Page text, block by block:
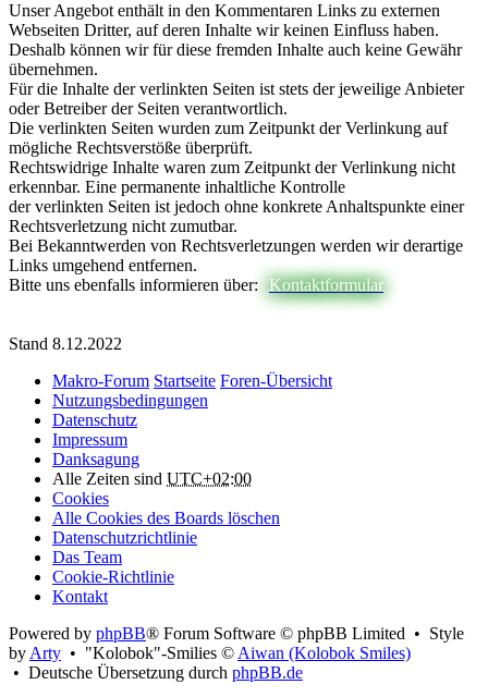
Unser Angebot enthält in den Kommentaren Links zu externen
Webseiten Dritter, auf deren Inhalte wir keinen Einfluss haben.
Deshalb können wir für diese fremden Inhalte auch keine Gewähr
übernehmen.
Für die Inhalte der verlinkten Seiten ist stets der jeweilige Anbieter
oder Betreiber der Seiten verantwortlich.
Die verlinkten Seiten wurden zum Zeitpunkt der Verlinkung auf
mögliche Rechtsverstöße überprüft.
Rechtswidrige Inhalte waren zum Zeitpunkt der Verlinkung nicht
erkennbar. Eine permanente inhaltliche Kontrolle
der verlinkten Seiten ist jedoch ohne konkrete Anhaltspunkte einer
Rechtsverletzung nicht zumutbar.
Bei Bekanntwerden von Rechtsverletzungen werden wir derartige
Links umgehend entfernen.
Bitte uns ebenfalls informieren über:
Kontaktformular
Stand 8.12.2022
Makro-Forum Startseite Foren-Übersicht
Nutzungsbedingungen
Datenschutz
Impressum
Danksagung
Alle Zeiten sind UTC+02:00
Cookies
Alle Cookies des Boards löschen
Datenschutzrichtlinie
Das Team
Cookie-Richtlinie
Kontakt
Powered by phpBB® Forum Software © phpBB Limited • Style
byArty • "Kolobok"-Smilies ©Aiwan (Kolobok Smiles)
• Deutsche Übersetzung durch phpBB.de